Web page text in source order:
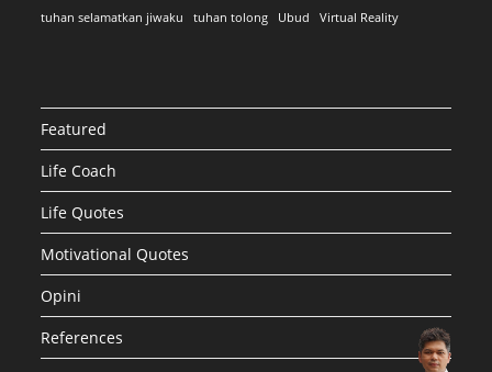
tuhan selamatkan jiwaku
tuhan tolong Ubud Virtual Reality
Featured
Life Coach
Life Quotes
Motivational Quotes
Opini
References